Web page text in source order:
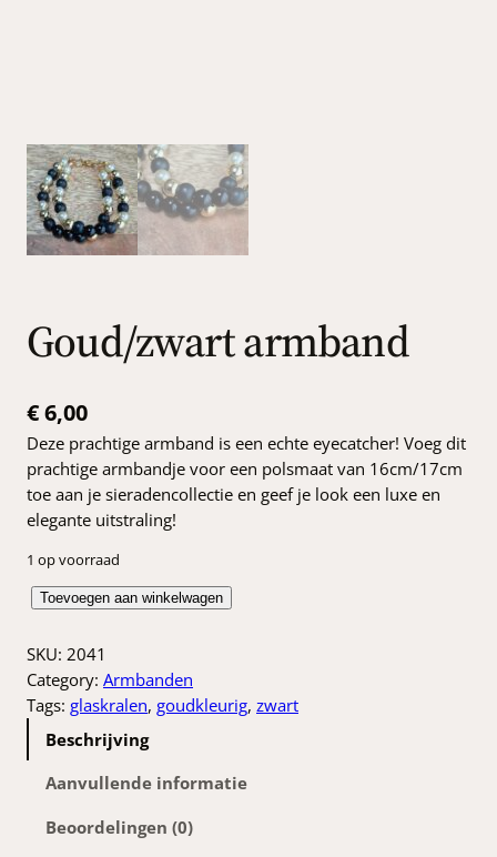
Goud/zwart armband
€6,00
Deze prachtige armband is een echte eyecatcher! Voeg dit
prachtige armbandje voor een polsmaat van 16cm/17cm
toe aan je sieradencollectie en geef je look een luxe en
elegante uitstraling!
1 op voorraad
u
d
/
z
Toevoegen aan winkelwagen
SKU: 2041
Category: Armbanden
Tags: glaskralen, goudkleurig, zwart
Beschrijving
Aanvullende informatie
Beoordelingen (0)